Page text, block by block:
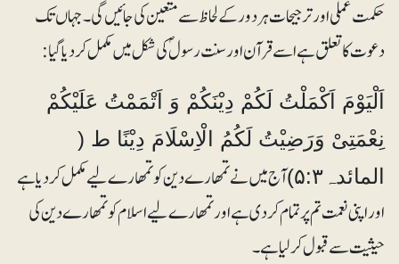
حکمت عملی اور ترجیحات ہر دور کے لحاظ سے متعین کی جائیں گی۔جہاں تک
دعوت کا تعلق ہے اسے قرآن اور سنت رسولؐ کی شکل میں مکمل کر دیا گیا:
اَلْیَوْمَ اَکْمَلْتُ لَکُمْ دِیْنَکُمْ وَ اَتْمَمْتُ عَلَیْکُمْ
نِعْمَتِیْ وَرَضِیْتُ لَکُمُ الْاِسْلَامَ دِیْنًا ط (
المائدہ۵:۳)
آج میں نے تمھارے دین کو تمھارے لیے مکمل کردیا ہے
اور اپنی نعمت تم پر تمام کر دی ہے اور تمھارے لیے اسلام کو تمھارے دین کی
حیثیت سے قبول کر لیا ہے ۔